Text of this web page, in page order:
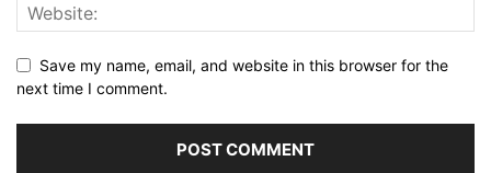
Save my name, email, and website in this browser for the
next time I comment.